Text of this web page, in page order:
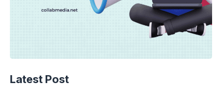
Latest Post